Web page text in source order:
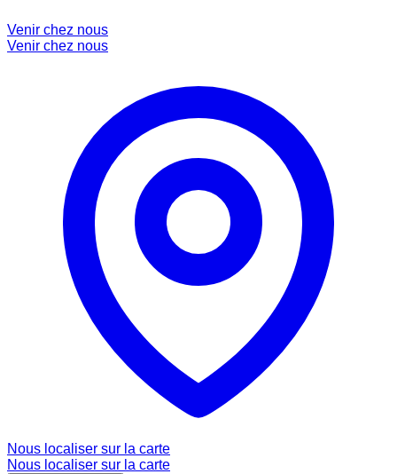
Venir chez nous
Venir chez nous
Nous localiser sur la carte
Nous localiser sur la carte